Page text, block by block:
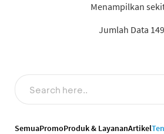
Menampilkan
Jumlah Data 149
SemuaPromoProduk & LayananArtikel